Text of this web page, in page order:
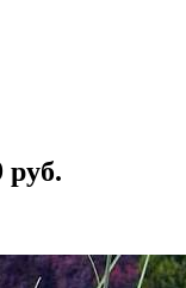
руб.